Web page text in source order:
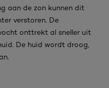
aan de zon kunnen dit
verstoren. De
onttrekt al sneller uit
De huid wordt droog,